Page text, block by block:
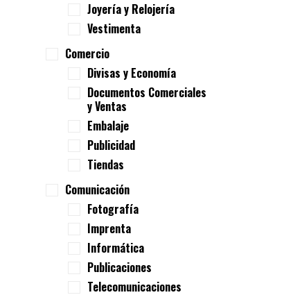
Joyería y Relojería
Vestimenta
Comercio
Divisas y Economía
Documentos Comerciales
y Ventas
Embalaje
Publicidad
Tiendas
Comunicación
Fotografía
Imprenta
Informática
Publicaciones
Telecomunicaciones